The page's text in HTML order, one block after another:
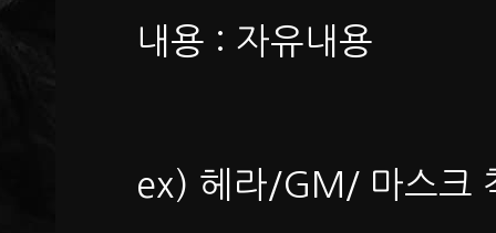
내용 : 자유내용
ex) 헤라/GM/ 마스크